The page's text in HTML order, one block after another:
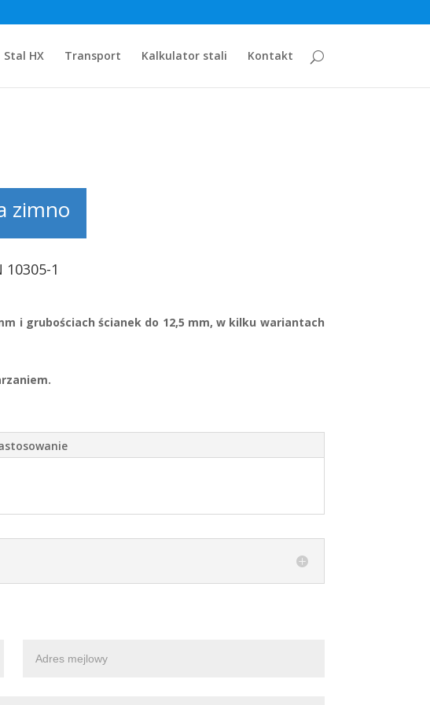
themes/Divi/functions.phpon line5560
Stal HX Transport Kalkulator stali Kontakt
zimno
10305-1
i grubościach ścianek do 12,5 mm, w kilku wariantach